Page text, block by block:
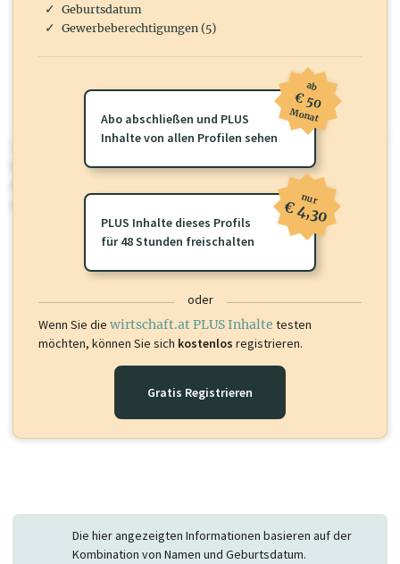
wirtschaft.at PLUS
Für dieses Profil gibt es zusätzlichewirtschaft.at PLUS Inhalte
Sie momentan nicht einsehen können. Schalten Sie dieses Profil frei
oder loggen Sie sich ein um diese Inhalte zu sehen.
Geburtsdatum
Gewerbeberechtigungen (5)
Abo abschließen und PLUS
Inhalte von allen Profilen sehen
ab
€ 50
Monat
PLUS Inhalte dieses Profils
für 48 Stunden freischalten
nur
€ 4,30
oder
Wenn Sie die wirtschaft.at PLUS Inhalte testen
möchten, können Sie sich kostenlos registrieren.
Gratis Registrieren
Die hier angezeigten Informationen basieren auf der
Kombination von Namen und Geburtsdatum.